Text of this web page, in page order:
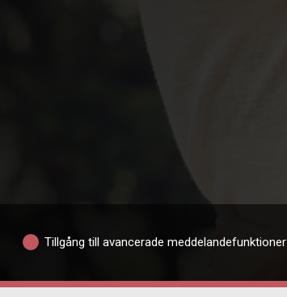
Tillgång till avancerade meddelandefunktioner